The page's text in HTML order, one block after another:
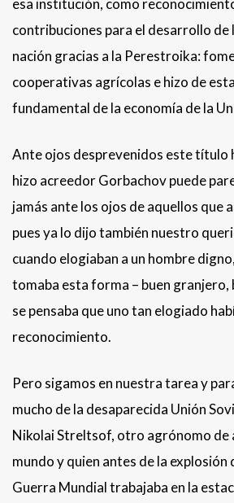
esa institución, como
contribuciones para el desarrollo de
nación gracias a la Perestroika:
cooperativas agrícolas e hizo de
fundamental de la economía de la
Ante ojos desprevenidos este título
hizo acreedor Gorbachov puede
jamás ante los ojos de aquellos que
pues ya lo dijo también nuestro
cuando elogiaban a un hombre
tomaba esta forma – buen granjero,
se pensaba que uno tan elogiado
reconocimiento.
Pero sigamos en nuestra tarea y
mucho de la desaparecida Unión
Nikolai Streltsof, otro agrónomo de
mundo y quien antes de la explosión
Guerra Mundial trabajaba en la